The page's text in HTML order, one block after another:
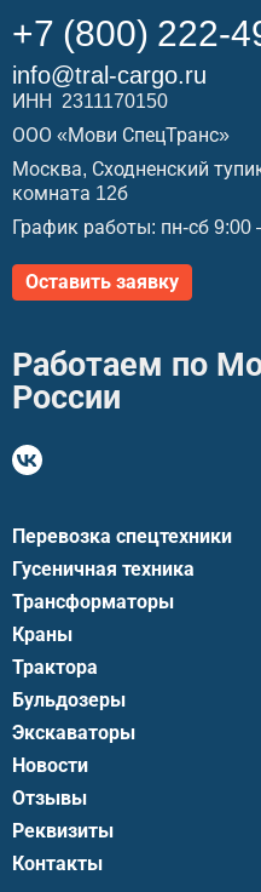
+7 (800) 222-
info@tral-cargo.ru
ИНН 2311170150
ООО «Мови СпецТранс»
Москва, Сходненский
комната 12б
График работы: пн-сб
Оставить заявку
Работаем по
России
Перевозка спецтехники
Гусеничная техника
Трансформаторы
Краны
Трактора
Бульдозеры
Экскаваторы
Новости
Отзывы
Реквизиты
Контакты